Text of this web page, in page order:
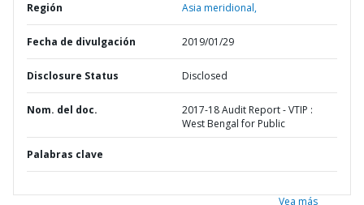
Región Asia meridional,
Fecha de divulgación 2019/01/29
Disclosure Status Disclosed
Nom. del doc.
2017-18 Audit Report - VTIP :
West Bengal for Public
Palabras clave
Vea más